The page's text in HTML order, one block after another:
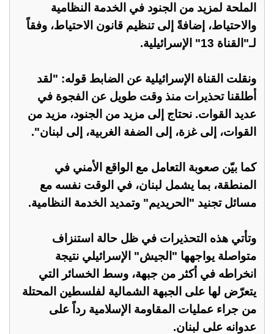
الملحة لمزيد من الجنود في الخدمة النظامية
والاحتياط، إضافةً إلى تنظيم قانون الاحتياط، وفقاً
لـ"القناة 13" الإسرائيلية.
ونقلت القناة الإسرائيلية عن الضابط قوله: "لقد
أطلقنا تحذيرات منذ وقت طويل عن الفجوة في
عديد القوات. نحتاج إلى مزيد من الجنود، مزيد من
القوات، إلى غزة، إلى الضفة الغربية، إلى لبنان".
كما بيّن صعوبة التعامل مع الواقع الأمني في
المنطقة، بما يشمل لبنان، في الوقت نفسه مع
مسائل تجنيد "الحريديم" وتمديد الخدمة النظامية.
وتأتي هذه التحذيرات في ظل حالة استنزاف
متواصلة يواجهها "الجيش" الإسرائيلي نتيجة
انخراطه في أكثر من جبهة، وسط الخسائر التي
يتعرّض لها على الجبهة الشمالية لفلسطين المحتلة
من جراء عمليات المقاومة الإسلامية رداً على
عدوانه على لبنان.